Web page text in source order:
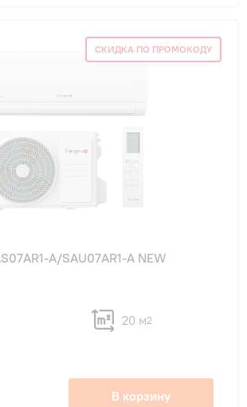
СКИДКА ПО ПРОМОКОДУ
A/SAU07AR1-A NEW
20 м2
В корзину